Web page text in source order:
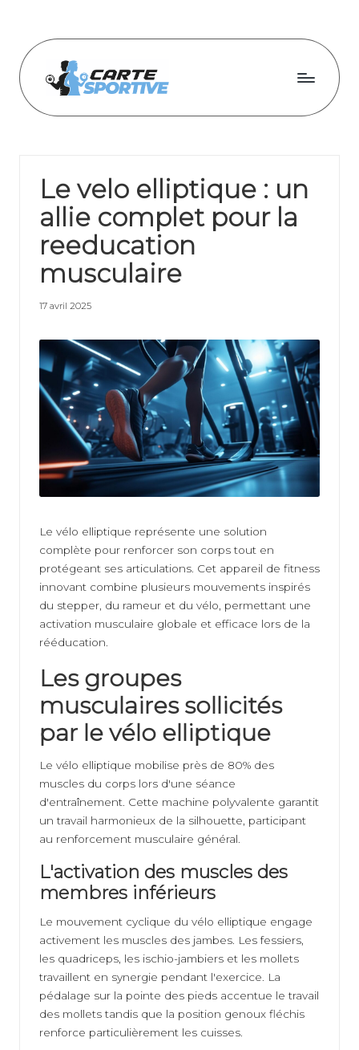
content
C
t
e
s
p
o
r
ti
v
e
Le velo elliptique : un
allie complet pour la
reeducation
musculaire
17 avril 2025
Le vélo elliptique représente une solution
complète pour renforcer son corps tout en
protégeant ses articulations. Cet appareil de fitness
innovant combine plusieurs mouvements inspirés
du stepper, du rameur et du vélo, permettant une
activation musculaire globale et efficace lors de la
rééducation.
Les groupes
musculaires sollicités
par le vélo elliptique
Le vélo elliptique mobilise près de 80% des
muscles du corps lors d'une séance
d'entraînement. Cette machine polyvalente garantit
un travail harmonieux de la silhouette, participant
au renforcement musculaire général.
L'activation des muscles des
membres inférieurs
Le mouvement cyclique du vélo elliptique engage
activement les muscles des jambes. Les fessiers,
les quadriceps, les ischio-jambiers et les mollets
travaillent en synergie pendant l'exercice. La
pédalage sur la pointe des pieds accentue le travail
des mollets tandis que la position genoux fléchis
renforce particulièrement les cuisses.